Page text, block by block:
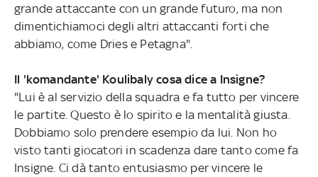
grande attaccante con un grande futuro, ma non
dimentichiamoci degli altri attaccanti forti che
abbiamo, come Dries e Petagna".
Il 'komandante' Koulibaly cosa dice a Insigne?
"Lui è al servizio della squadra e fa tutto per vincere
le partite. Questo è lo spirito e la mentalità giusta.
Dobbiamo solo prendere esempio da lui. Non ho
visto tanti giocatori in scadenza dare tanto come fa
Insigne. Ci dà tanto entusiasmo per vincere le